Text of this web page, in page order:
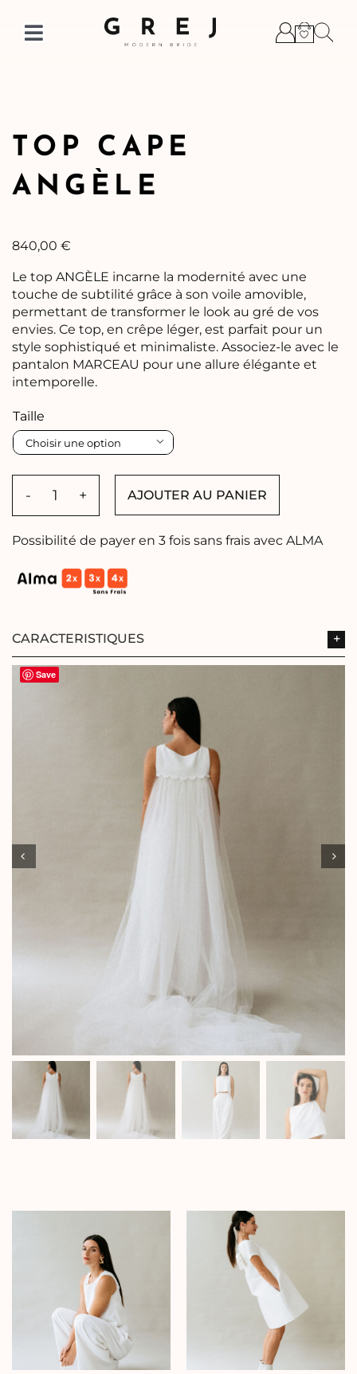
contentToggle
TOP CAPE
ANGÈLE
840,00 €
Le top ANGÈLE incarne la modernité avec une
touche de subtilité grâce à son voile amovible,
permettant de transformer le look au gré de vos
envies. Ce top, en crêpe léger, est parfait pour un
style sophistiqué et minimaliste. Associez-le avec le
pantalon MARCEAU pour une allure élégante et
intemporelle.
Taille

quantité
de
Top
ANGÈLE
AJOUTER AU PANIER
Possibilité de payer en 3 fois sans frais avec ALMA
CARACTERISTIQUES
Save